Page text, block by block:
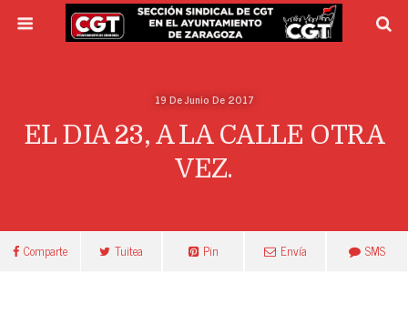
19 De Junio De 2017
EL DIA 23, A LA CALLE OTRA
VEZ.
Comparte Tuitea Pin Envía SMS